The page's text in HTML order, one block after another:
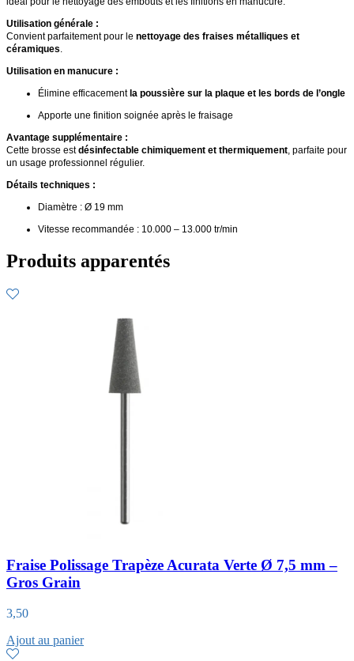
Utilisation générale :
Convient parfaitement pour le nettoyage des fraises métalliques et
céramiques
Utilisation en manucure :
Élimine efficacementla poussière sur la plaque et les bords de l’ongle
Apporte une finition soignée après le fraisage
Avantage supplémentaire :
Cette brosse estdésinfectable chimiquement et thermiquement , parfaite pour
un usage professionnel régulier.
Détails techniques :
Diamètre : Ø 19 mm
Vitesse recommandée : 10.000 – 13.000 tr/min
Produits apparentés
Fraise Polissage Trapèze Acurata Verte Ø 7,5 mm –
Gros Grain
3,50
Ajout au panier